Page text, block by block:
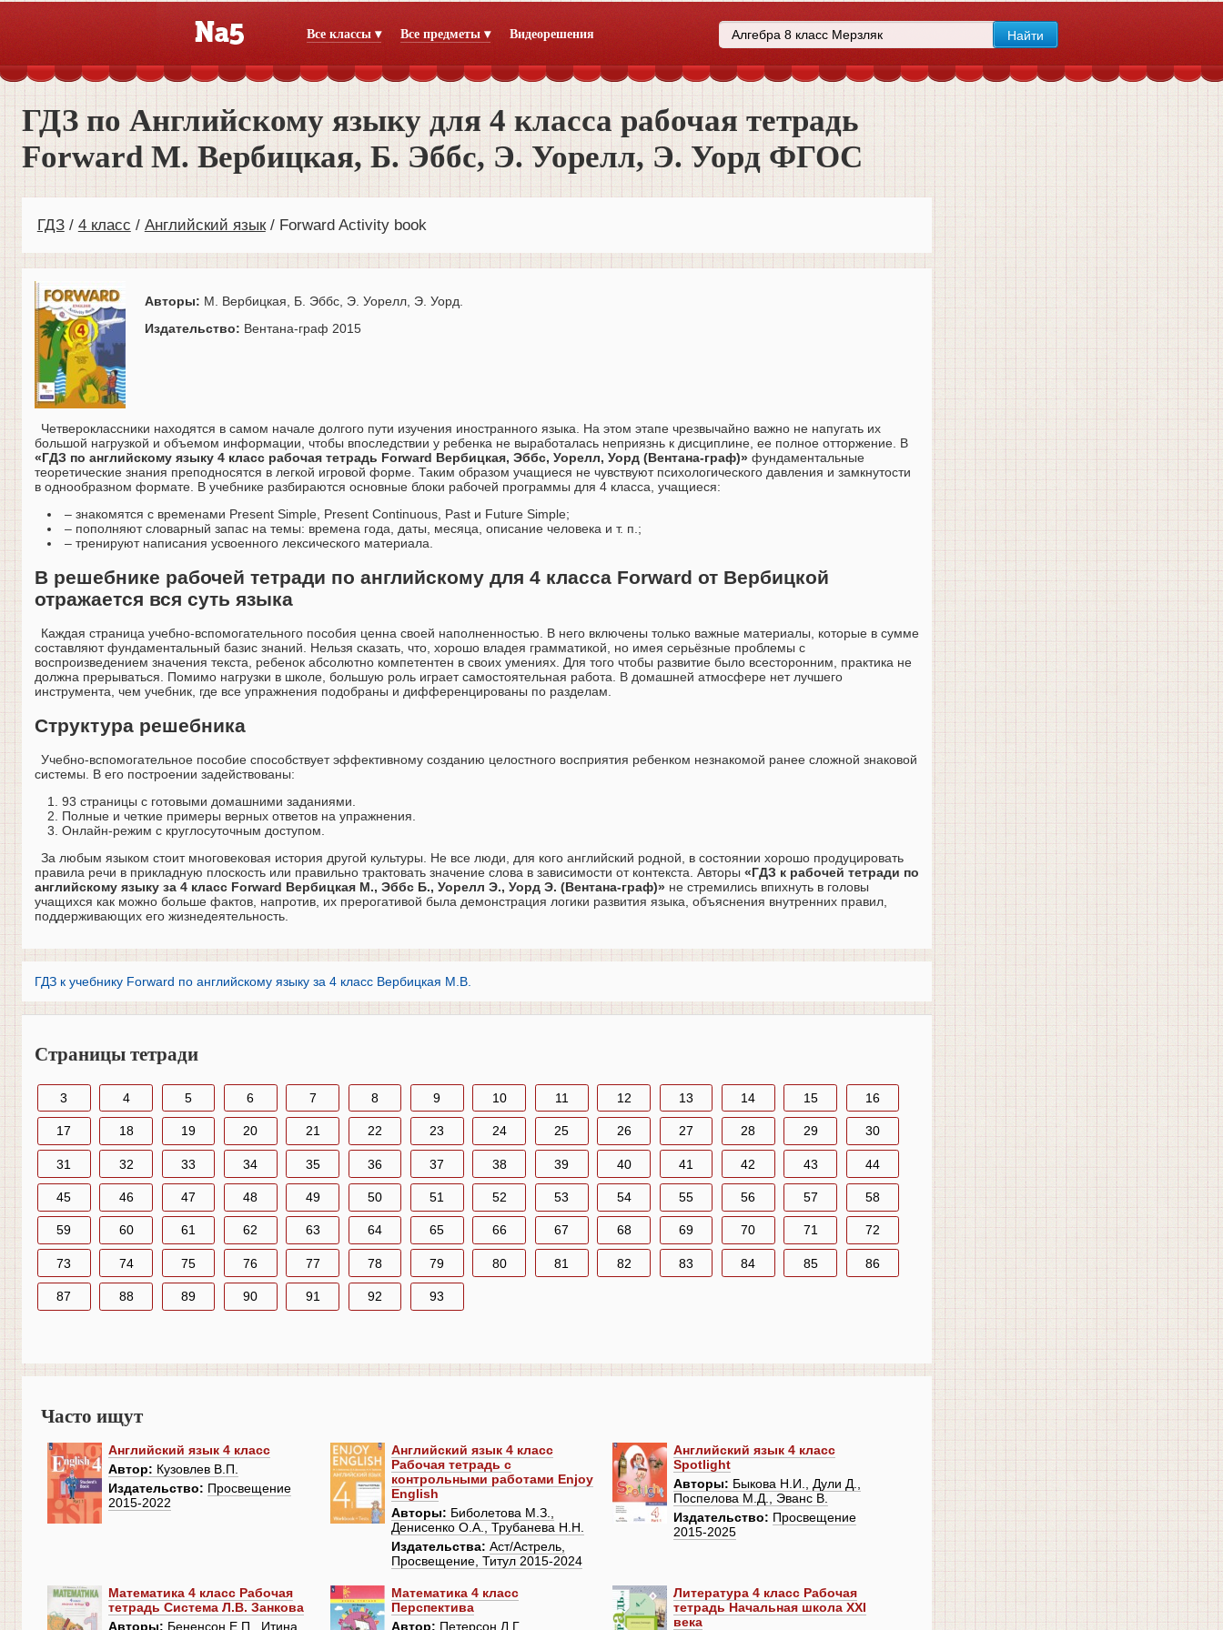
Все классы ▾ Все предметы ▾ Видеорешения
ГДЗ по Английскому языку для 4 класса рабочая тетрадь
Forward М. Вербицкая, Б. Эббс, Э. Уорелл, Э. Уорд ФГОС
ГДЗ 4 класс Английский язык Forward Activity book
Авторы: М. Вербицкая, Б. Эббс, Э. Уорелл, Э. Уорд.
Издательство: Вентана-граф 2015
Четвероклассники находятся в самом начале долгого пути изучения иностранного языка. На этом этапе чрезвычайно важно не напугать их
большой нагрузкой и объемом информации, чтобы впоследствии у ребенка не выработалась неприязнь к дисциплине, ее полное отторжение. В
«ГДЗ по английскому языку 4 класс рабочая тетрадь Forward Вербицкая, Эббс, Уорелл, Уорд (Вентана-граф)» фундаментальные
теоретические знания преподносятся в легкой игровой форме. Таким образом учащиеся не чувствуют психологического давления и замкнутости
в однообразном формате. В учебнике разбираются основные блоки рабочей программы для 4 класса, учащиеся:
– знакомятся с временами Present Simple, Present Continuous, Past и Future Simple;
– пополняют словарный запас на темы: времена года, даты, месяца, описание человека и т. п.;
– тренируют написания усвоенного лексического материала.
В решебнике рабочей тетради по английскому для 4 класса Forward от Вербицкой
отражается вся суть языка
Каждая страница учебно-вспомогательного пособия ценна своей наполненностью. В него включены только важные материалы, которые в сумме
составляют фундаментальный базис знаний. Нельзя сказать, что, хорошо владея грамматикой, но имея серьёзные проблемы с
воспроизведением значения текста, ребенок абсолютно компетентен в своих умениях. Для того чтобы развитие было всесторонним, практика не
должна прерываться. Помимо нагрузки в школе, большую роль играет самостоятельная работа. В домашней атмосфере нет лучшего
инструмента, чем учебник, где все упражнения подобраны и дифференцированы по разделам.
Структура решебника
Учебно-вспомогательное пособие способствует эффективному созданию целостного восприятия ребенком незнакомой ранее сложной знаковой
системы. В его построении задействованы:
93 страницы с готовыми домашними заданиями.
Полные и четкие примеры верных ответов на упражнения.
Онлайн-режим с круглосуточным доступом.
За любым языком стоит многовековая история другой культуры. Не все люди, для кого английский родной, в состоянии хорошо продуцировать
правила речи в прикладную плоскость или правильно трактовать значение слова в зависимости от контекста. Авторы «ГДЗ к рабочей тетради по
английскому языку за 4 класс Forward Вербицкая М., Эббс Б., Уорелл Э., Уорд Э. (Вентана-граф)» не стремились впихнуть в головы
учащихся как можно больше фактов, напротив, их прерогативой была демонстрация логики развития языка, объяснения внутренних правил,
поддерживающих его жизнедеятельность.
ГДЗ к учебнику Forward по английскому языку за 4 класс Вербицкая М.В.
Страницы тетради
3 4 5 6 7 8 9 10 11 12 13 14 15 16
17 18 19 20 21 22 23 24 25 26 27 28 29 30
31 32 33 34 35 36 37 38 39 40 41 42 43 44
45 46 47 48 49 50 51 52 53 54 55 56 57 58
59 60 61 62 63 64 65 66 67 68 69 70 71 72
73 74 75 76 77 78 79 80 81 82 83 84 85 86
87 88 89 90 91 92 93
Часто ищут
Английский язык 4 класс
Автор: Кузовлев В.П.
Издательство: Просвещение
2015-2022
Английский язык 4 класс
Рабочая тетрадь с
контрольными работами Enjoy
English
Авторы: Биболетова М.З.,
Денисенко О.А., Трубанева Н.Н.
Издательства: Аст/Астрель,
Просвещение, Титул 2015-2024
Английский язык 4 класс
Spotlight
Авторы: Быкова Н.И., Дули Д.,
Поспелова М.Д., Эванс В.
Издательство: Просвещение
2015-2025
Математика 4 класс Рабочая
тетрадь Система Л.В. Занкова
Авторы: Бененсон Е.П., Итина
Математика 4 класс
Перспектива
Автор: Петерсон Л.Г.
Литература 4 класс Рабочая
тетрадь Начальная школа XXI
века